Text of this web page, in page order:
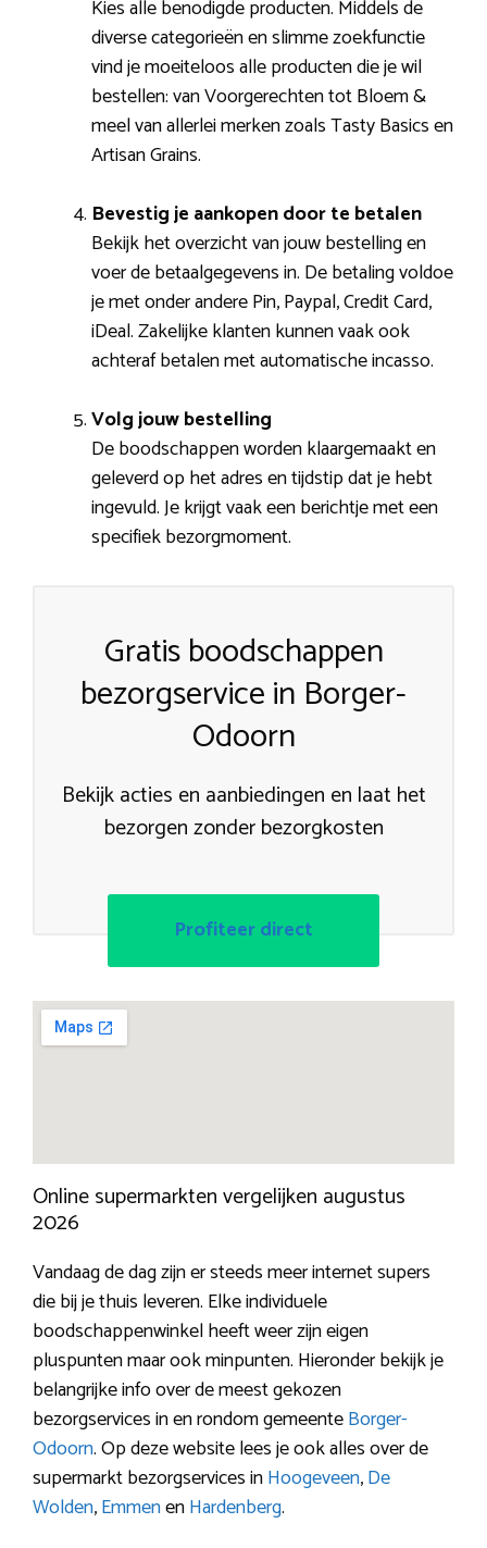
Kies alle benodigde producten. Middels de
diverse categorieën en slimme zoekfunctie
vind je moeiteloos alle producten die je wil
bestellen: van Voorgerechten tot Bloem &
meel van allerlei merken zoals Tasty Basics en
Artisan Grains.
Bevestig je aankopen door te betalen
Bekijk het overzicht van jouw bestelling en
voer de betaalgegevens in. De betaling voldoe
je met onder andere Pin, Paypal, Credit Card,
iDeal. Zakelijke klanten kunnen vaak ook
achteraf betalen met automatische incasso.
Volg jouw bestelling
De boodschappen worden klaargemaakt en
geleverd op het adres en tijdstip dat je hebt
ingevuld. Je krijgt vaak een berichtje met een
specifiek bezorgmoment.
Gratis boodschappen
bezorgservice in Borger-
Odoorn
Bekijk acties en aanbiedingen en laat het
bezorgen zonder bezorgkosten
Profiteer direct
Online supermarkten vergelijken augustus
2026
Vandaag de dag zijn er steeds meer internet supers
die bij je thuis leveren. Elke individuele
boodschappenwinkel heeft weer zijn eigen
pluspunten maar ook minpunten. Hieronder bekijk je
belangrijke info over de meest gekozen
bezorgservices in en rondom gemeenteBorger-
Odoorn. Op deze website lees je ook alles over de
supermarkt bezorgservices inHoogeveen,De
Wolden,EmmenenHardenberg.